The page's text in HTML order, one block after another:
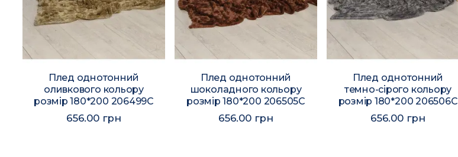
Плед однотонний
оливкового кольору
розмір 180*200 206499C
656.00 грн
Плед однотонний
шоколадного кольору
розмір 180*200 206505C
656.00 грн
Плед однотонний
темно-сірого кольору
розмір 180*200 206506C
656.00 грн